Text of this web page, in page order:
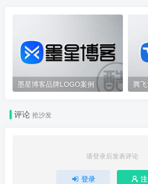
墨星博客品牌LOGO案例 腾
评论抢沙发
请登录后发表评论
登录